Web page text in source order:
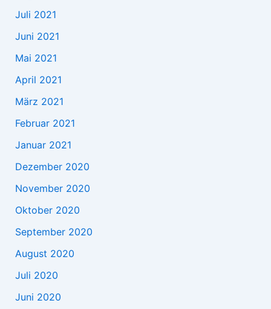
Juli 2021
Juni 2021
Mai 2021
April 2021
März 2021
Februar 2021
Januar 2021
Dezember 2020
November 2020
Oktober 2020
September 2020
August 2020
Juli 2020
Juni 2020